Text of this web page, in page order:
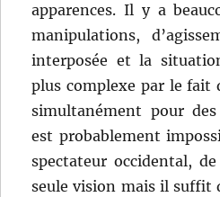
apparences. Il y a
manipulations,
interposée et la
plus complexe par le fait
simultanément pour
est probablement
spectateur occidental,
seule vision mais il suffit